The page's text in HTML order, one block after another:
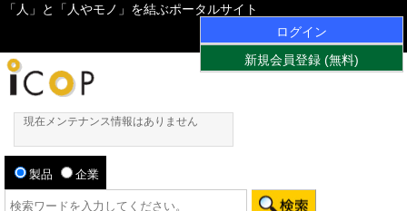
「人」と「人やモノ」を結ぶポータルサイト
ログイン
新規会員登録 (無料)
現在メンテナンス情報はありません
製品 企業